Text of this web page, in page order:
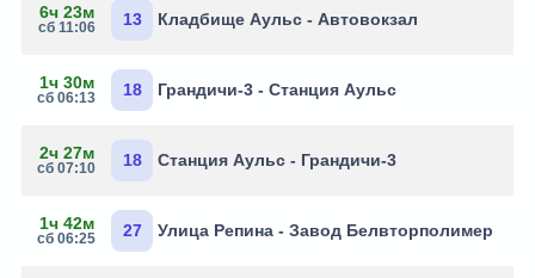
6ч 23м
сб 11:06 13 Кладбище Аульс - Автовокзал
1ч 30м
сб 06:13 18 Грандичи-3 - Станция Аульс
2ч 27м
сб 07:10 18 Станция Аульс - Грандичи-3
1ч 42м
сб 06:25 27 Улица Репина - Завод Белвторполимер